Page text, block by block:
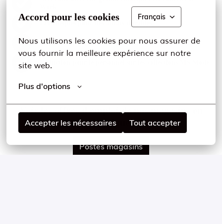
Accord pour les cookies Français
Nous utilisons les cookies pour nous assurer de
vous fournir la meilleure expérience sur notre
site web.
Plus d'options
Accepter les nécessaires Tout accepter
Eco cheques pour des achats durables
Cheques repas pour votre dejeuner ou vos courses
Reduction pour le personnel sur les collections MS Mode
Voir les offres d emploi de nos magasins en
Belgique
Postes magasins